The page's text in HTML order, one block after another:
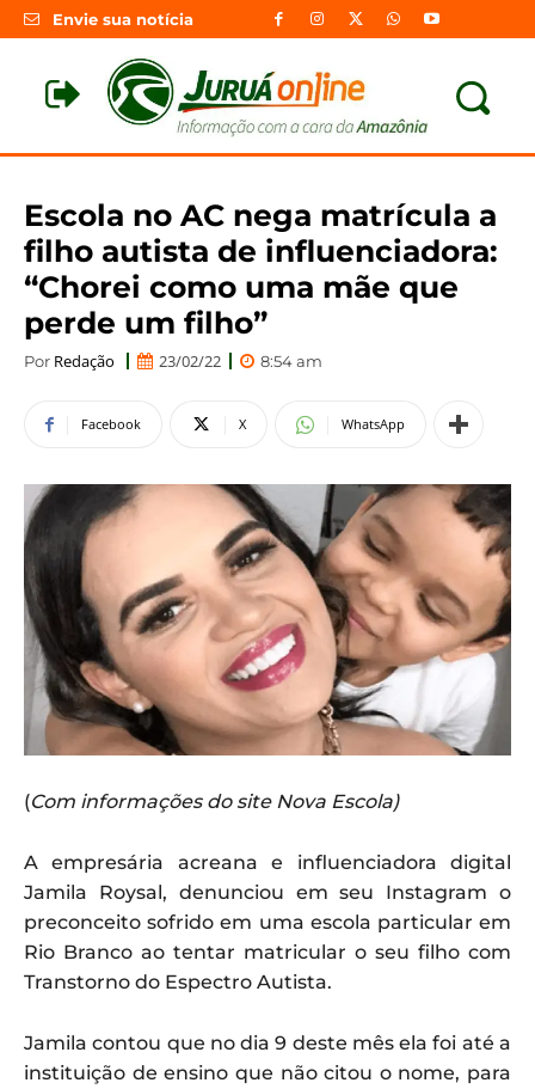
Envie sua notícia
Escola no AC nega matrícula a
filho autista de influenciadora:
“Chorei como uma mãe que
perde um filho”
Por Redação 23/02/22 8:54 am
Facebook X WhatsApp
(Com informações do site Nova Escola)
A empresária acreana e influenciadora digital
Jamila Roysal, denunciou em seu Instagram o
preconceito sofrido em uma escola particular em
Rio Branco ao tentar matricular o seu filho com
Transtorno do Espectro Autista.
Jamila contou que no dia 9 deste mês ela foi até a
instituição de ensino que não citou o nome, para